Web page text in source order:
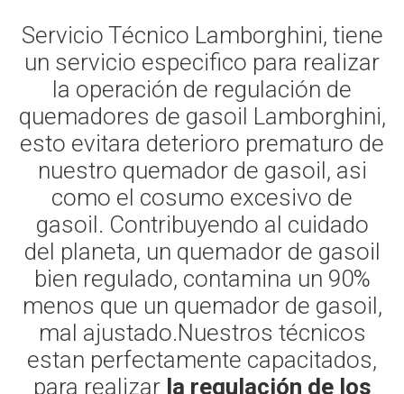
Servicio Técnico Lamborghini, tiene
un servicio especifico para realizar
la operación de regulación de
quemadores de gasoil Lamborghini,
esto evitara deterioro prematuro de
nuestro quemador de gasoil, asi
como el cosumo excesivo de
gasoil. Contribuyendo al cuidado
del planeta, un quemador de gasoil
bien regulado, contamina un 90%
menos que un quemador de gasoil,
mal ajustado.Nuestros técnicos
estan perfectamente capacitados,
para realizar la regulación de los